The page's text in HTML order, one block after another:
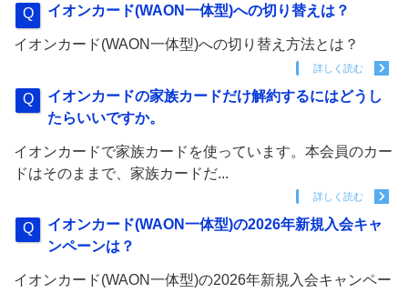
イオンカード(WAON一体型)への切り替えは？
イオンカード(WAON一体型)への切り替え方法とは？
詳しく読む
イオンカードの家族カードだけ解約するにはどうし
たらいいですか。
イオンカードで家族カードを使っています。本会員のカー
ドはそのままで、家族カードだ...
詳しく読む
イオンカード(WAON一体型)の2026年新規入会キャ
ンペーンは？
イオンカード(WAON一体型)の2026年新規入会キャンペー